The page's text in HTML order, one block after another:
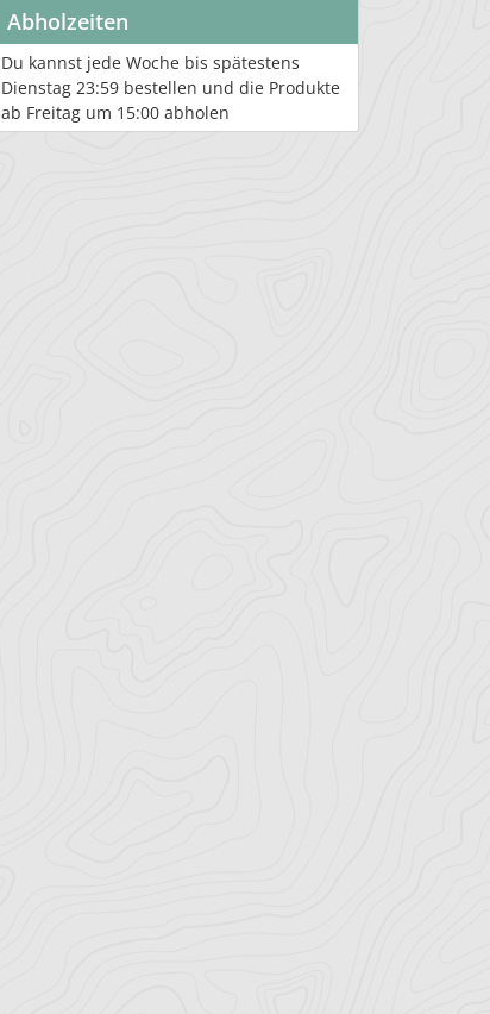
Abholzeiten
Du kannst jede Woche bis spätestens
Dienstag 23:59 bestellen und die Produkte
ab Freitag um 15:00 abholen